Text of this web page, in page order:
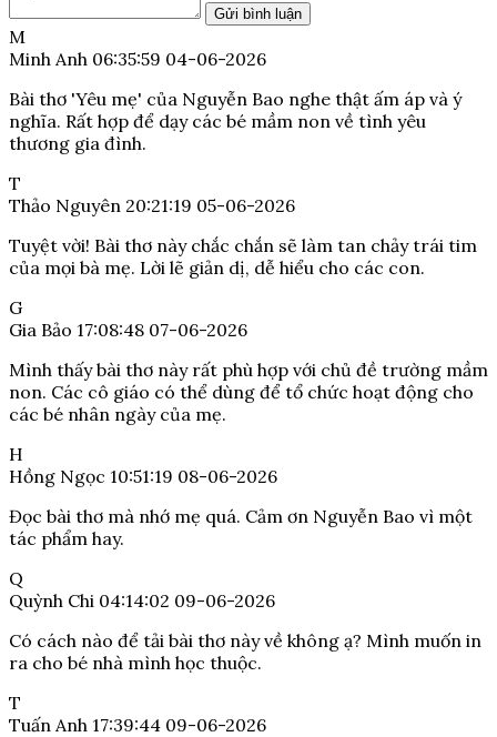
Gửi bình luận
M
Minh Anh 06:35:59 04-06-2026
Bài thơ 'Yêu mẹ' của Nguyễn Bao nghe thật ấm áp và ý
nghĩa. Rất hợp để dạy các bé mầm non về tình yêu
thương gia đình.
T
Thảo Nguyên 20:21:19 05-06-2026
Tuyệt vời! Bài thơ này chắc chắn sẽ làm tan chảy trái tim
của mọi bà mẹ. Lời lẽ giản dị, dễ hiểu cho các con.
G
Gia Bảo 17:08:48 07-06-2026
Mình thấy bài thơ này rất phù hợp với chủ đề trường mầm
non. Các cô giáo có thể dùng để tổ chức hoạt động cho
các bé nhân ngày của mẹ.
H
Hồng Ngọc 10:51:19 08-06-2026
Đọc bài thơ mà nhớ mẹ quá. Cảm ơn Nguyễn Bao vì một
tác phẩm hay.
Q
Quỳnh Chi 04:14:02 09-06-2026
Có cách nào để tải bài thơ này về không ạ? Mình muốn in
ra cho bé nhà mình học thuộc.
T
Tuấn Anh 17:39:44 09-06-2026